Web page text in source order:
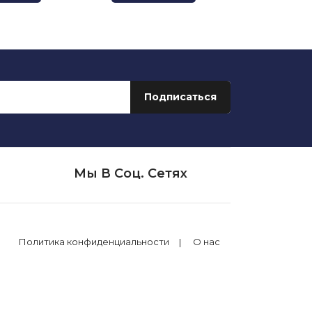
Мы В Соц. Сетях
Политика конфиденциальности О нас